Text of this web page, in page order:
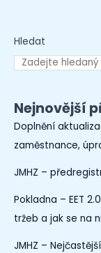
Hledat
Nejnovější
Doplnění
zaměstnance,
JMHZ –
Pokladna – EET
tržeb a jak se na
JMHZ –